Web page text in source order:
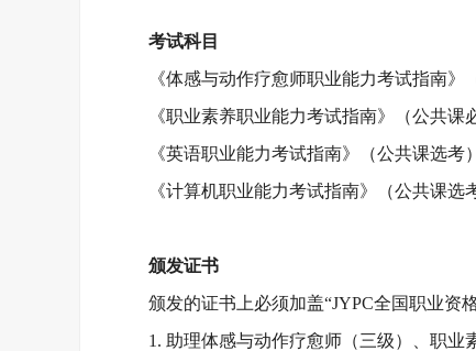
考试科目
《体感与动作疗愈师职业能力考试指南》
《职业素养职业能力考试指南》（公共课
《英语职业能力考试指南》（公共课选考）
《计算机职业能力考试指南》（公共课选
颁发证书
颁发的证书上必须加盖“JYPC全国职业资
1. 助理体感与动作疗愈师（三级）、职业